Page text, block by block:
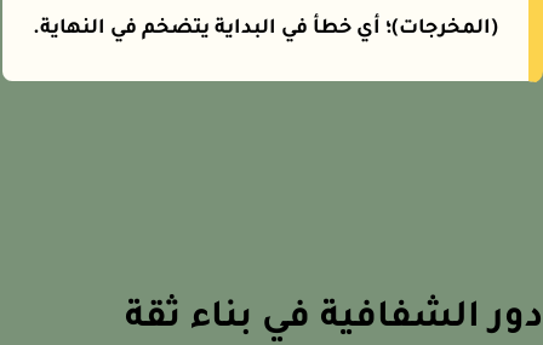
(المخرجات)؛ أي خطأ في البداية يتضخم في النهاية.
الشفافية في بناء ثقة